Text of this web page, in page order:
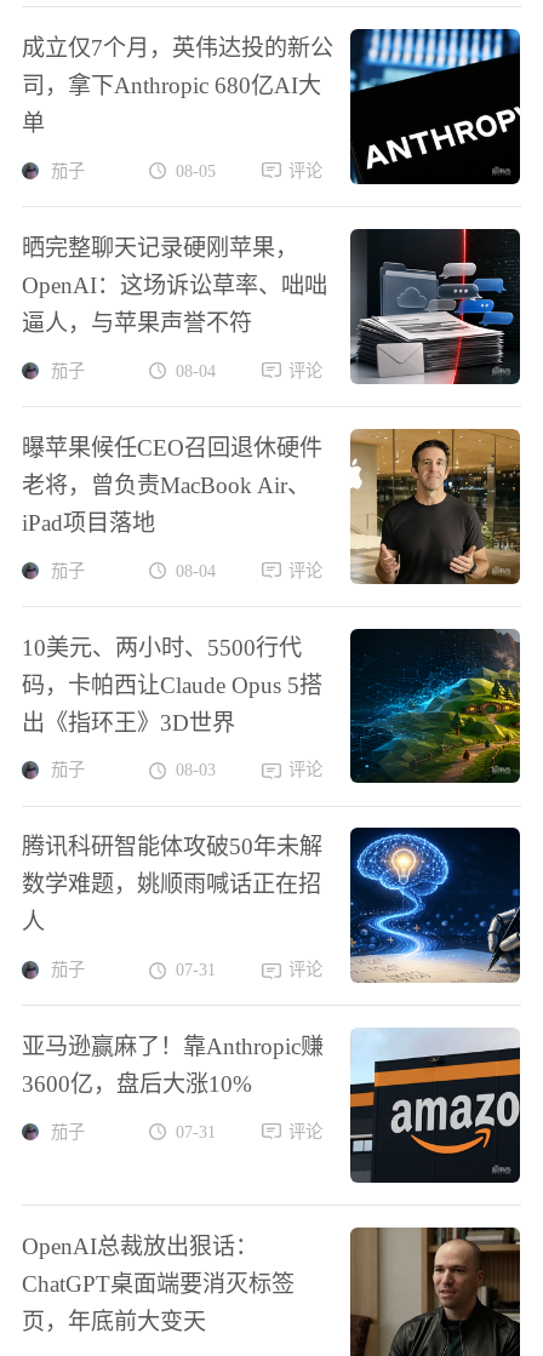
成立仅7个月，英伟达投的新公
司，拿下Anthropic 680亿AI大
单
茄子 08-05 评论
晒完整聊天记录硬刚苹果，
OpenAI：这场诉讼草率、咄咄
逼人，与苹果声誉不符
茄子 08-04 评论
曝苹果候任CEO召回退休硬件
老将，曾负责MacBook Air、
iPad项目落地
茄子 08-04 评论
10美元、两小时、5500行代
码，卡帕西让Claude Opus 5搭
出《指环王》3D世界
茄子 08-03 评论
腾讯科研智能体攻破50年未解
数学难题，姚顺雨喊话正在招
人
茄子 07-31 评论
亚马逊赢麻了！靠Anthropic赚
3600亿，盘后大涨10%
茄子 07-31 评论
OpenAI总裁放出狠话：
ChatGPT桌面端要消灭标签
页，年底前大变天